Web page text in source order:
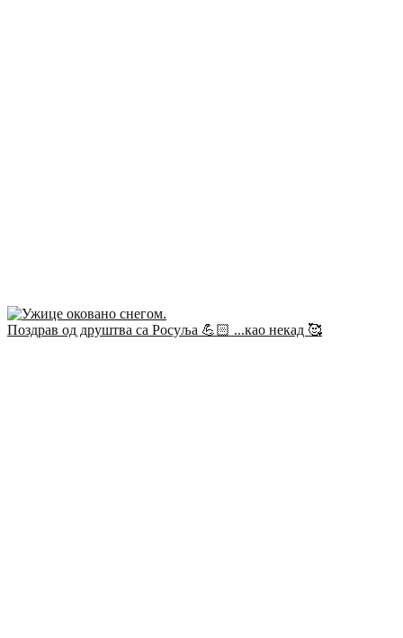
Поздрав од друштва са Росуља 💪🏻 ...као некад 🥰